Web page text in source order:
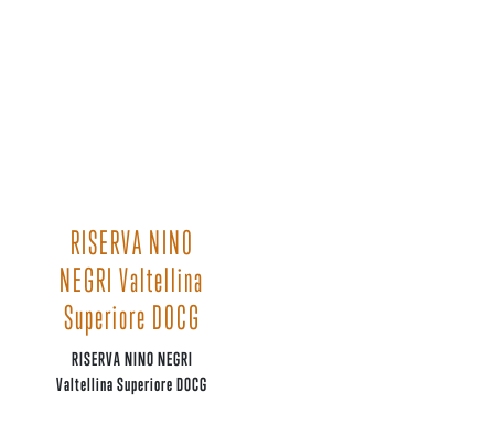
RISERVA NINO
NEGRI Valtellina
Superiore DOCG
RISERVA NINO NEGRI
Valtellina Superiore DOCG